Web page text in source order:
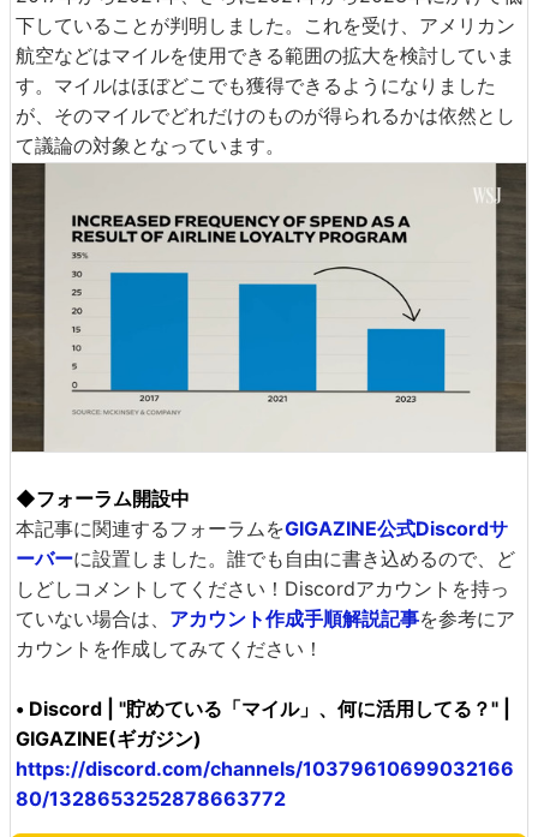
下していることが判明しました。これを受け、アメリカン
航空などはマイルを使用できる範囲の拡大を検討していま
す。マイルはほぼどこでも獲得できるようになりました
が、そのマイルでどれだけのものが得られるかは依然とし
て議論の対象となっています。
◆フォーラム開設中
本記事に関連するフォーラムをGIGAZINE公式Discordサ
ーバーに設置しました。誰でも自由に書き込めるので、ど
しどしコメントしてください！Discordアカウントを持っ
ていない場合は、 アカウント作成手順解説記事を参考にア
カウントを作成してみてください！
• Discord | "貯めている「マイル」、何に活用してる？" |
GIGAZINE(ギガジン)
https://discord.com/channels/10379610699032166
80/1328653252878663772